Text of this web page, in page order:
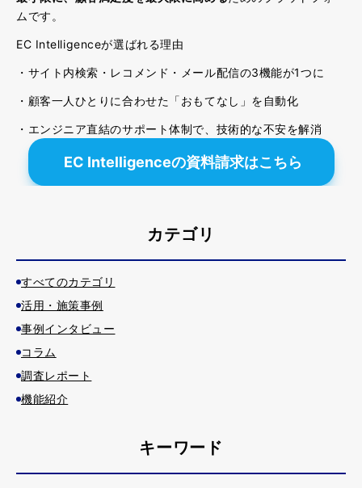
ムです。
EC Intelligenceが選ばれる理由
・サイト内検索・レコメンド・メール配信の3機能が1つに
・顧客一人ひとりに合わせた「おもてなし」を自動化
・エンジニア直結のサポート体制で、技術的な不安を解消
EC Intelligenceの資料請求はこちら
カテゴリ
すべてのカテゴリ
活用・施策事例
事例インタビュー
コラム
調査レポート
機能紹介
キーワード